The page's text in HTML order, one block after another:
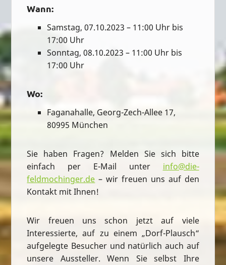
Wann:
Samstag, 07.10.2023 – 11:00 Uhr bis
17:00 Uhr
Sonntag, 08.10.2023 – 11:00 Uhr bis
17:00 Uhr
Wo:
Faganahalle, Georg-Zech-Allee 17,
80995 München
Sie haben Fragen? Melden Sie sich bitte
einfach per E-Mail unter info@die-
feldmochinger.de – wir freuen uns auf den
Kontakt mit Ihnen!
Wir freuen uns schon jetzt auf viele
Interessierte, auf zu einem „Dorf-Plausch“
aufgelegte Besucher und natürlich auch auf
unsere Aussteller. Wenn Sie selbst Ihre